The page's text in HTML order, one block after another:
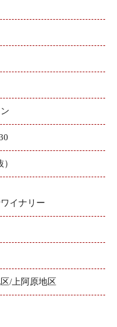
イナリー
/上阿原地区